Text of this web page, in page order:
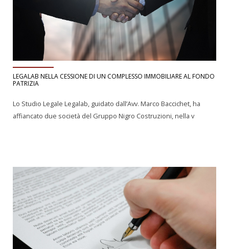
LEGALAB NELLA CESSIONE DI UN COMPLESSO IMMOBILIARE AL FONDO
PATRIZIA
Lo Studio Legale Legalab, guidato dall’Avv. Marco Baccichet, ha
affiancato due società del Gruppo Nigro Costruzioni, nella v